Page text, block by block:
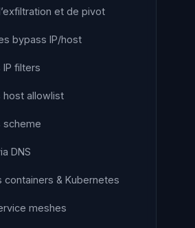
et de pivot
bypass IP/host
IP filters
host allowlist
scheme
DNS
containers & Kubernetes
meshes